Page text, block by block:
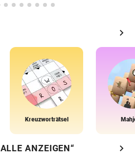
chevron_right
Kreuzworträtsel
ANZEIGEN“ chevron_right